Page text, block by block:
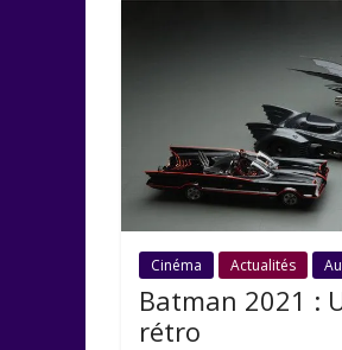
Cinéma Actualités
Batman 2021 :
rétro